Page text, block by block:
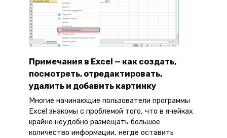
Примечания в Excel — как создать,
посмотреть, отредактировать,
удалить и добавить картинку
Многие начинающие пользователи программы
Excel знакомы с проблемой того, что в ячейках
крайне неудобно размещать большое
количество информации, негде оставить